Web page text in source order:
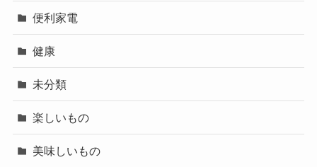
便利家電
健康
未分類
楽しいもの
美味しいもの